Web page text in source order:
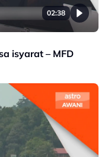
02:38
isyarat – MFD